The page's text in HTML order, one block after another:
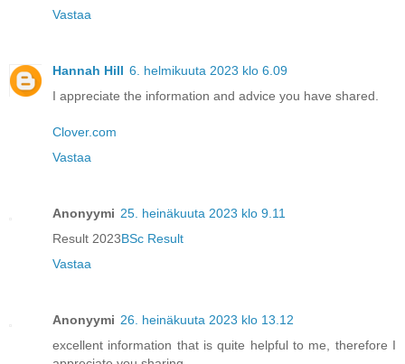
Vastaa
Hannah Hill 6. helmikuuta 2023 klo 6.09
I appreciate the information and advice you have shared.
Clover.com
Vastaa
Anonyymi 25. heinäkuuta 2023 klo 9.11
Result 2023BSc Result
Vastaa
Anonyymi 26. heinäkuuta 2023 klo 13.12
excellent information that is quite helpful to me, therefore I